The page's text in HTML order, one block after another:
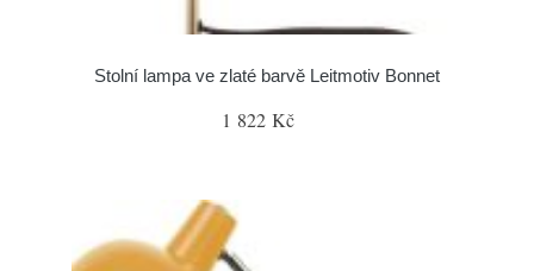
Stolní lampa ve zlaté barvě Leitmotiv Bonnet
1 822 Kč